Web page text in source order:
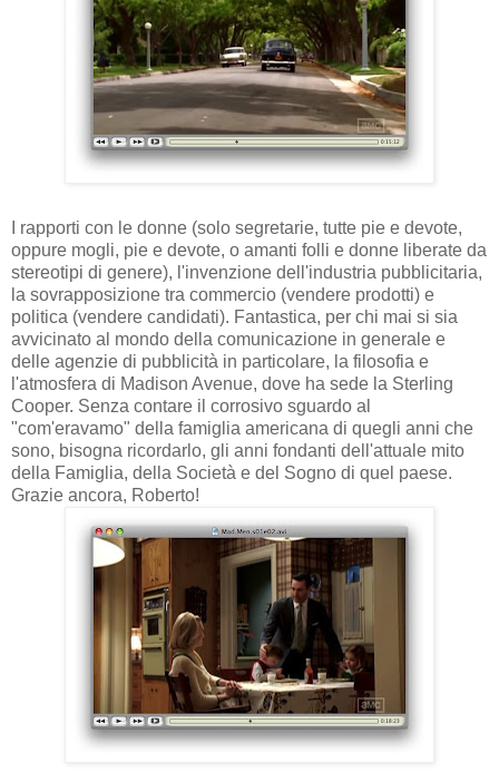
I rapporti con le donne (solo segretarie, tutte pie e devote,
oppure mogli, pie e devote, o amanti folli e donne liberate da
stereotipi di genere), l'invenzione dell'industria pubblicitaria,
la sovrapposizione tra commercio (vendere prodotti) e
politica (vendere candidati). Fantastica, per chi mai si sia
avvicinato al mondo della comunicazione in generale e
delle agenzie di pubblicità in particolare, la filosofia e
l'atmosfera di Madison Avenue, dove ha sede la Sterling
Cooper. Senza contare il corrosivo sguardo al
"com'eravamo" della famiglia americana di quegli anni che
sono, bisogna ricordarlo, gli anni fondanti dell'attuale mito
della Famiglia, della Società e del Sogno di quel paese.
Grazie ancora, Roberto!